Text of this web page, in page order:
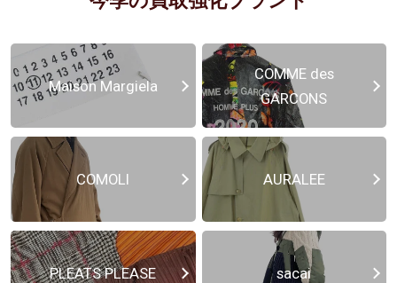
Maison Margiela
COMME des
GARCONS
COMOLI AURALEE
PLEATS PLEASE sacai